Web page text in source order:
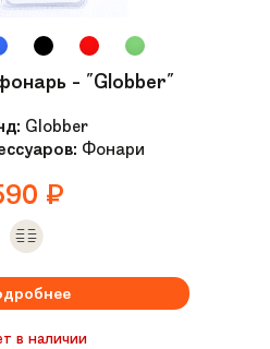
- "Globber"
Globber
Фонари
₽
в наличии